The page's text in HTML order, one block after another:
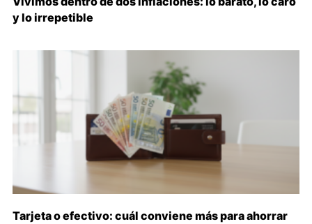
y lo irrepetible
Tarjeta o efectivo: cuál conviene más para ahorrar